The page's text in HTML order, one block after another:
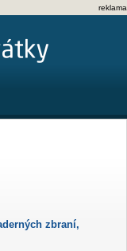
reklama
zbraní,